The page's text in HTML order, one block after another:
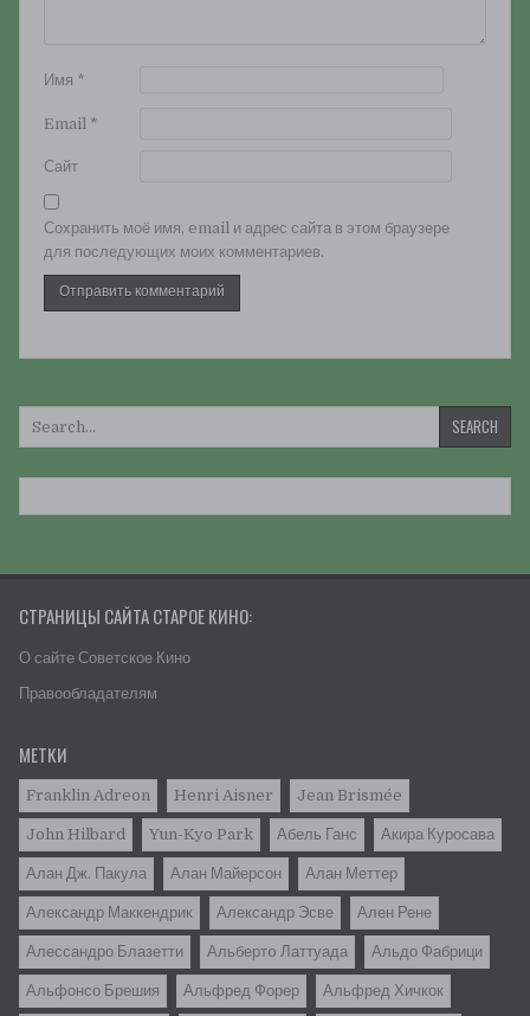
Имя *
Email *
Сайт
Сохранить моё имя, email и адрес сайта в этом браузере
для последующих моих комментариев.
СТРАНИЦЫ САЙТА СТАРОЕ КИНО:
О сайте Советское Кино
Правообладателям
МЕТКИ
Franklin Adreon Henri Aisner Jean Brismée
John Hilbard Yun-Kyo Park Абель Ганс Акира Куросава
Алан Дж. Пакула Алан Майерсон Алан Меттер
Александр Маккендрик Александр Эсве Ален Рене
Алессандро Блазетти Альбертo Латтуада Альдо Фабрици
Альфонсо Брешия Альфред Форер Альфред Хичкок